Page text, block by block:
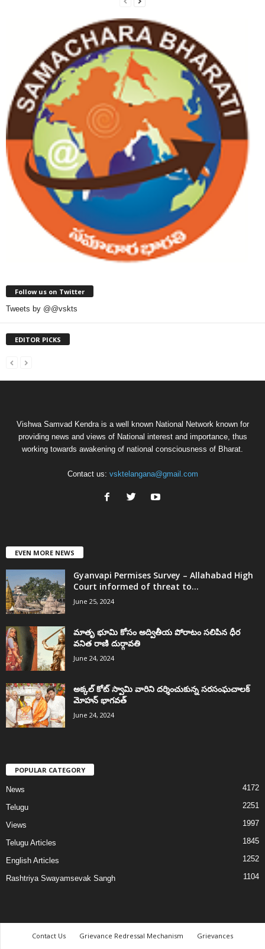
Follow us on Twitter
Tweets by @@vskts
EDITOR PICKS
Vishwa Samvad Kendra is a well known National Network known for
providing news and views of National interest and importance, thus
working towards awakening of national consciousness of Bharat.
Contact us: vsktelangana@gmail.com
EVEN MORE NEWS
Gyanvapi Permises Survey – Allahabad High
Court informed of threat to...
June 25, 2024
మాతృ భూమి కోసం అద్వితీయ పోరాటం సలిపిన ధీర
వనిత రాణి దుర్గావతి
June 24, 2024
అక్కల్‌ కోట్‌ స్వామి వారిని దర్శించుకున్న సరసంఘచాలక్
మోహన్ భాగవత్
June 24, 2024
POPULAR CATEGORY
News 4172
Telugu 2251
Views 1997
Telugu Articles 1845
English Articles 1252
Rashtriya Swayamsevak Sangh 1104
Contact Us Grievance Redressal Mechanism Grievances